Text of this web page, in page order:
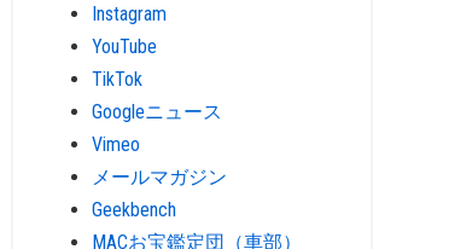
Instagram
YouTube
TikTok
Googleニュース
Vimeo
メールマガジン
Geekbench
MACお宝鑑定団（車部）